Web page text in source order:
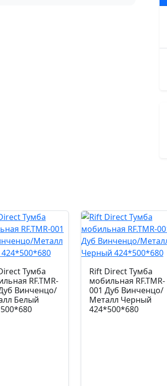
Тумба
RF.TMR-
Винченцо/
Белый
Rift Direct Тумба
мобильная RF.TMR-
001 Дуб Винченцо/
Металл Черный
424*500*680